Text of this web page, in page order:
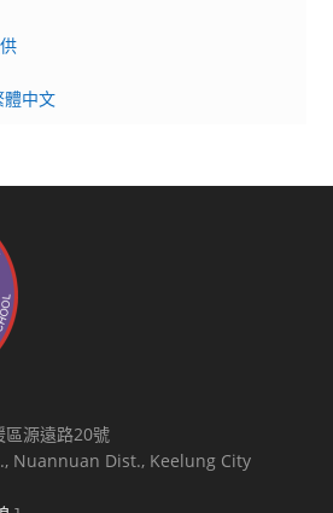
中文
區源遠路20號
Nuannuan Dist., Keelung City